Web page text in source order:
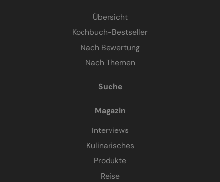
Übersicht
Kochbuch-Bestseller
Nach Bewertung
Nach Themen
Suche
Magazin
Interviews
Kulinarisches
Produkte
Reise